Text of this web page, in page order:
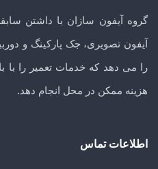
گروه آیفون سازان با داشتن
آیفون تصویری، جک پارکینگ و
را می دهد که خدمات تعمیر را با
هزینه ممکن در محل انجام دهد.
اطلاعات تماس